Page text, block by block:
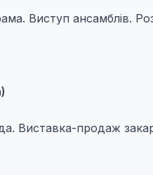
Виступ ансамблів.
Виставка-продаж